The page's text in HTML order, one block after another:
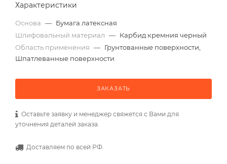
Характеристики
Основа — Бумага латексная
Шлифовальный материал — Карбид кремния черный
Область применения — Грунтованные поверхности,
Шпатлеванные поверхности
ЗАКАЗАТЬ
Оставьте заявку и менеджер свяжется с Вами для
уточнения деталей заказа.
Доставляем по всей РФ.